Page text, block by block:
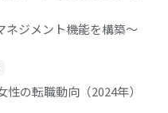
ネジメント機能を構築〜
の転職動向（2024年）